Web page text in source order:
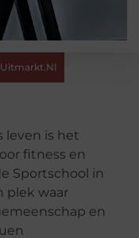
Uitmarkt.nl
leven is het
fitness en
Sportschool in
plek waar
en